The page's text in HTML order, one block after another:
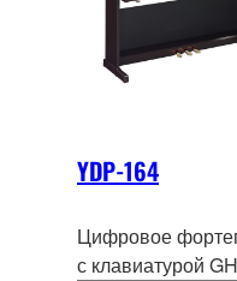
YDP-164
Цифровое
с клавиатурой